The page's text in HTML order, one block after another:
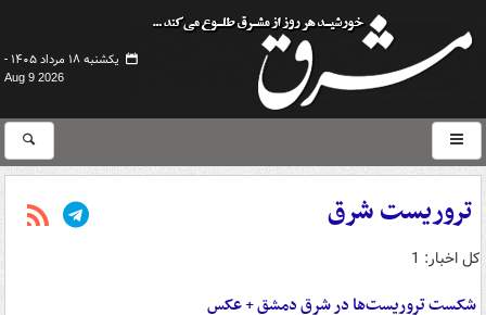
یکشنبه ۱۸ مرداد ۱۴۰۵ -
Aug 9 2026
تروریست شرق
کل اخبار: 1
شکست تروریست‌ها در شرق دمشق + عکس